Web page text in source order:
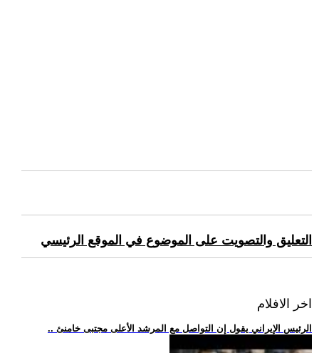
التعليق والتصويت على الموضوع في الموقع الرئيسي
اخر الافلام
.. الرئيس الإيراني يقول إن التواصل مع المرشد الأعلى مجتبى خامنئ